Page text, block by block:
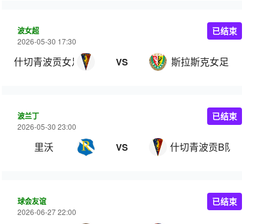
波女超
2026-05-30 17:30
什切青波贡女足 VS 斯拉斯克女足
已结束
波兰丁
2026-05-30 23:00
里沃 VS 什切青波贡B队
已结束
球会友谊
2026-06-27 22:00
已结束